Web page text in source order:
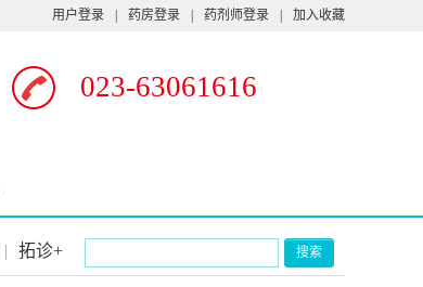
用户登录 药房登录 药剂师登录 加入收藏
023-63061616
| 拓诊+ 搜索